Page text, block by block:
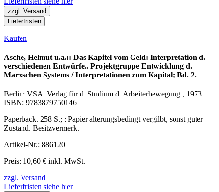
zzgl. Versand
Lieferfristen
Kaufen
Asche, Helmut u.a.:: Das Kapitel vom Geld: Interpretation d.
verschiedenen Entwürfe.. Projektgruppe Entwicklung d.
Marxschen Systems / Interpretationen zum Kapital; Bd. 2.
Berlin: VSA, Verlag für d. Studium d. Arbeiterbewegung., 1973.
ISBN: 9783879750146
Paperback. 258 S.; : Papier alterungsbedingt vergilbt, sonst guter
Zustand. Besitzvermerk.
Artikel-Nr.: 886120
Preis: 10,60 € inkl. MwSt.
zzgl. Versand
Lieferfristen siehe hier